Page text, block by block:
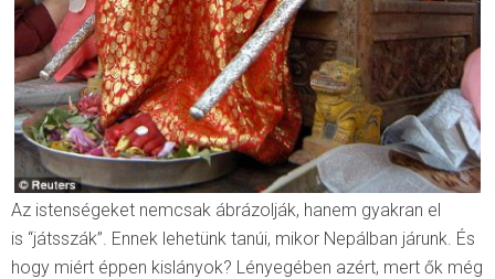
Az istenségeket nemcsak ábrázolják, hanem gyakran el
is “játsszák”. Ennek lehetünk tanúi, mikor Nepálban járunk. És
hogy miért éppen kislányok? Lényegében azért, mert ők még